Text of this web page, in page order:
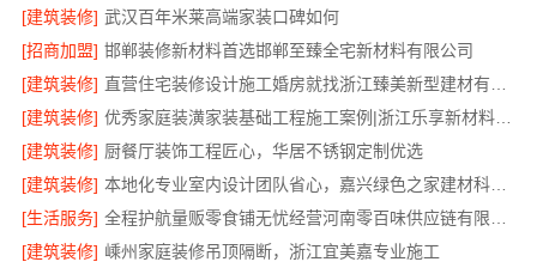
[建筑装修] 武汉百年米莱高端家装口碑如何
[招商加盟] 邯郸装修新材料首选邯郸至臻全宅新材料有限公司
[建筑装修]
[建筑装修]
优秀家庭装潢家装基础工程施工案例|浙江乐享新材料有限公司
[建筑装修] 厨餐厅装饰工程匠心，华居不锈钢定制优选
[建筑装修]
本地化专业室内设计团队省心，嘉兴绿色之家建材科技有限公司全程托管
[生活服务]
[建筑装修] 嵊州家庭装修吊顶隔断，浙江宜美嘉专业施工